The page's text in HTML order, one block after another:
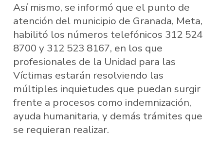
Así mismo, se informó que el punto de
atención del municipio de Granada, Meta,
habilitó los números telefónicos 312 524
8700 y 312 523 8167, en los que
profesionales de la Unidad para las
Víctimas estarán resolviendo las
múltiples inquietudes que puedan surgir
frente a procesos como indemnización,
ayuda humanitaria, y demás trámites que
se requieran realizar.